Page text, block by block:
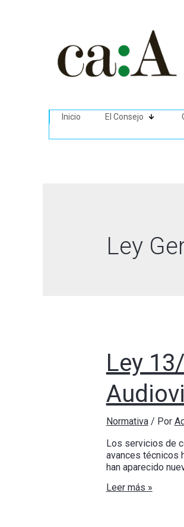
Inicio El Consejo
Ley
Ley
Normativa/ Por
Los servicios de
avances técnicos
han aparecido
Leer más »